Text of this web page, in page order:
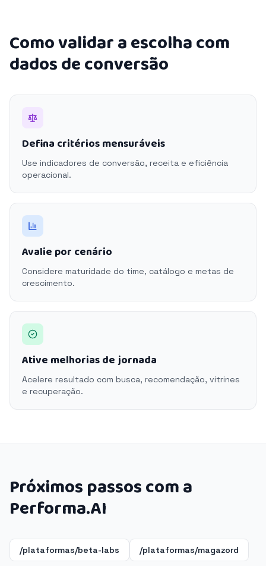
Como validar a escolha com
dados de conversão
Defina critérios mensuráveis
Use indicadores de conversão, receita e eficiência
operacional.
Avalie por cenário
Considere maturidade do time, catálogo e metas de
crescimento.
Ative melhorias de jornada
Acelere resultado com busca, recomendação, vitrines
e recuperação.
Próximos passos com a
Performa.AI
/plataformas/beta-labs /plataformas/magazord